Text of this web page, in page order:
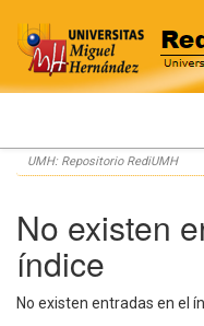
Skip
navigation
UMH: Repositorio RediUMH
No existen
índice
No existen entradas en el